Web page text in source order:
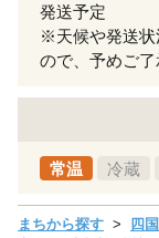
発送予定
※天候や発送状
ので、予めご了
常温 冷蔵
まちから探す 四